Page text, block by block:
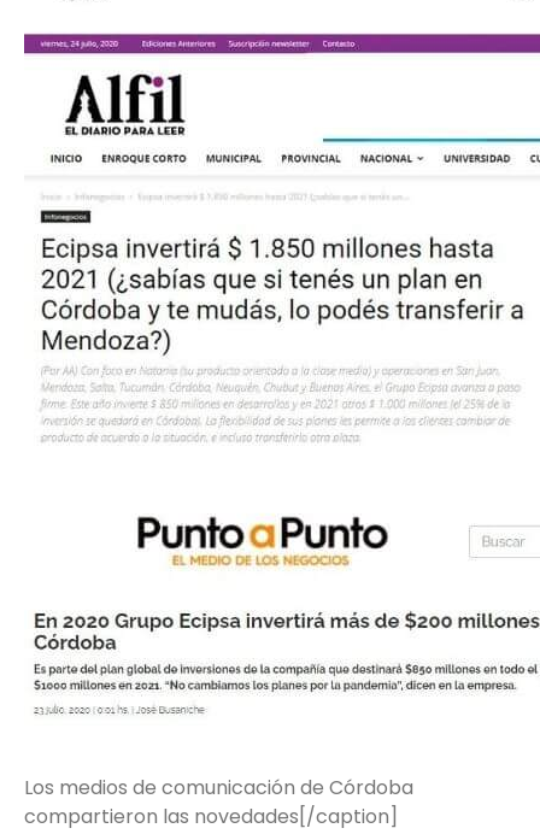
Los medios de comunicación de Córdoba
compartieron las novedades[/caption]